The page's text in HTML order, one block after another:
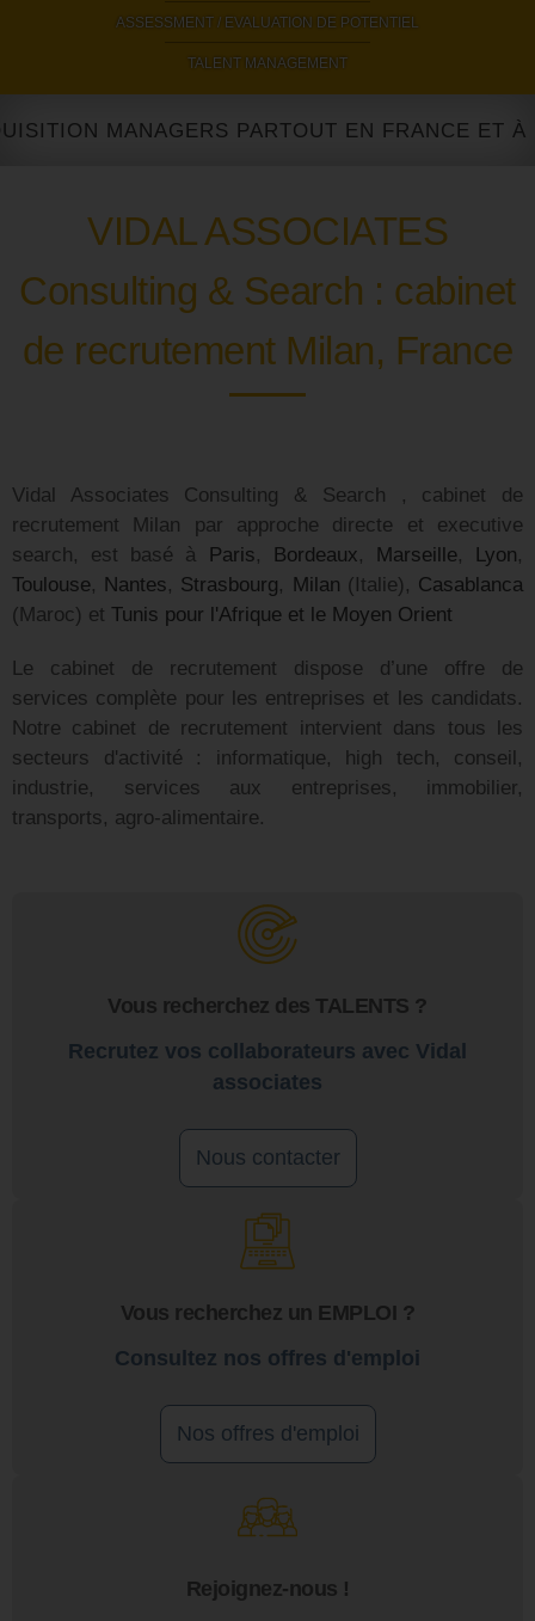
ASSESSMENT / EVALUATION DE POTENTIEL
TALENT MANAGEMENT
MANAGERS PARTOUT EN FRANCE ET À
VIDAL ASSOCIATES
Consulting & Search : cabinet
de recrutement Milan, France
Vidal Associates Consulting & Search , cabinet de
recrutement Milan par approche directe et executive
search, est basé à Paris, Bordeaux, Marseille, Lyon,
Toulouse, Nantes, Strasbourg, Milan (Italie), Casablanca
(Maroc) et Tunis pour l'Afrique et le Moyen Orient
Le cabinet de recrutement dispose d’une offre de
services complète pour les entreprises et les candidats.
Notre cabinet de recrutement intervient dans tous les
secteurs d'activité : informatique, high tech, conseil,
industrie, services aux entreprises, immobilier,
transports, agro-alimentaire.
Vous recherchez des TALENTS ?
Recrutez vos collaborateurs avec Vidal
associates
Nous contacter
Vous recherchez un EMPLOI ?
Consultez nos offres d'emploi
Nos offres d'emploi
Rejoignez-nous !